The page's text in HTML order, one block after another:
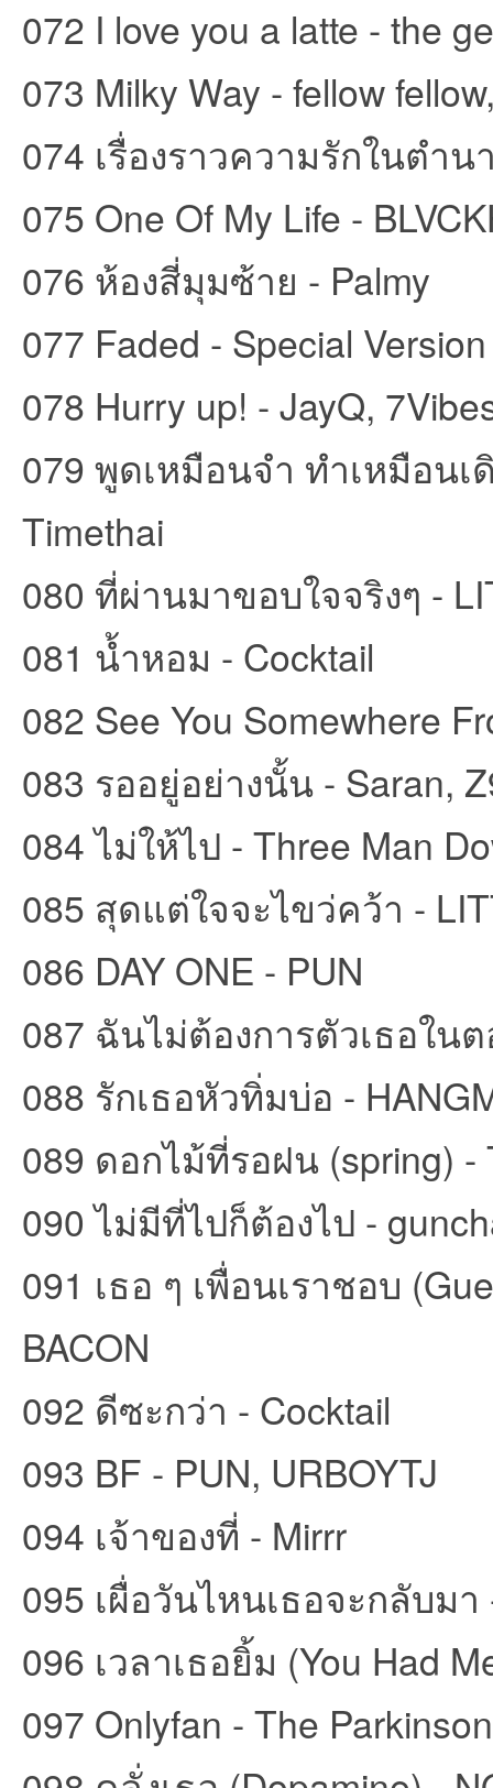
072 I love you a latte - the ge
073 Milky Way - fellow
074 เรื่องราวความรักในตำน
075 One Of My Life -
076 ห้องสี่มุมซ้าย - Palmy
077 Faded - Special
078 Hurry up! - JayQ,
079 พูดเหมือนจำ ทำเหมือนเ
Timethai
080 ที่ผ่านมาขอบใจจริงๆ -
081 น้ำหอม - Cocktail
082 See You Somewhere
083 รออยู่อย่างนั้น - Saran,
084 ไม่ให้ไป - Three Man
085 สุดแต่ใจจะไขว่คว้า -
086 DAY ONE - PUN
087 ฉันไม่ต้องการตัวเธอใน
088 รักเธอหัวทิ่มบ่อ -
089 ดอกไม้ที่รอฝน (spring) -
090 ไม่มีที่ไปก็ต้องไป -
091 เธอ ๆ เพื่อนเราชอบ
BACON
092 ดีซะกว่า - Cocktail
093 BF - PUN, URBOYTJ
094 เจ้าของที่ - Mirrr
095 เผื่อวันไหนเธอจะกลับมา
096 เวลาเธอยิ้ม (You Had
097 Onlyfan - The Parkinson